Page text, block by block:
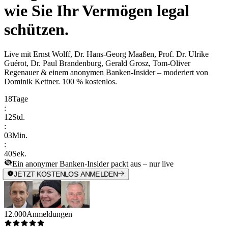
wie Sie Ihr Vermögen legal
schützen.
Live mitErnst Wolff, Dr. Hans-Georg Maaßen, Prof. Dr. Ulrike
Guérot, Dr. Paul Brandenburg, Gerald Grosz, Tom-Oliver
Regenauer & einem anonymen Banken-Insider– moderiert von
Dominik Kettner. 100 % kostenlos.
18Tage
:
12Std.
:
03Min.
:
40Sek.
Ein anonymer Banken-Insider packt aus – nur live
JETZT KOSTENLOS ANMELDEN
12.000Anmeldungen